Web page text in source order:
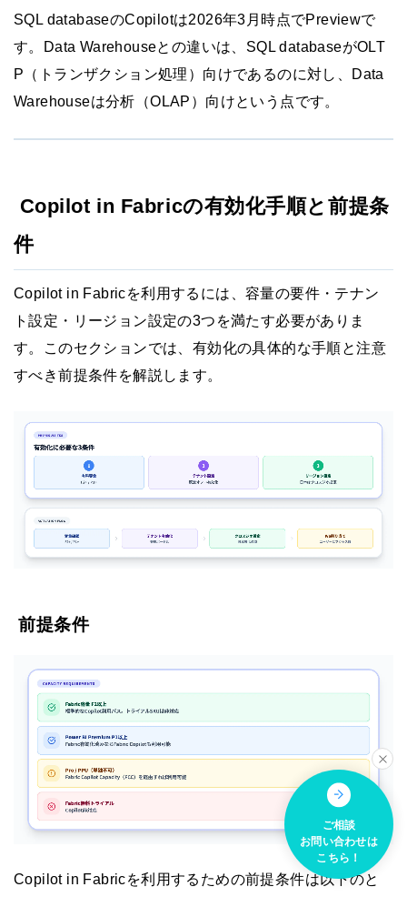
SQL databaseのCopilotは2026年3月時点でPreviewで
す。Data Warehouseとの違いは、SQL databaseがOLT
P（トランザクション処理）向けであるのに対し、Data
Warehouseは分析（OLAP）向けという点です。
Copilot in Fabricの有効化手順と前提条
件
Copilot in Fabricを利用するには、容量の要件・テナン
ト設定・リージョン設定の3つを満たす必要がありま
す。このセクションでは、有効化の具体的な手順と注意
すべき前提条件を解説します。
前提条件
Copilot in Fabricを利用するための前提条件は以下のと
ご相談
お問い合わせは
こちら！